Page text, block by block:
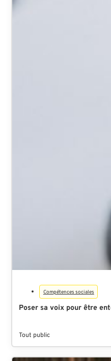
Compétences sociales
Poser sa voix pour être
Tout public